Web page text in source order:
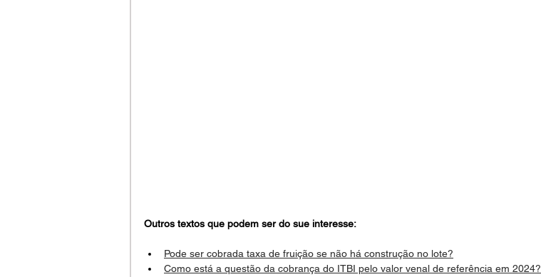
Outros textos que podem ser do sue interesse:
Pode ser cobrada taxa de fruição se não há construção no lote?
Como está a questão da cobrança do ITBI pelo valor venal de referência em 2024?